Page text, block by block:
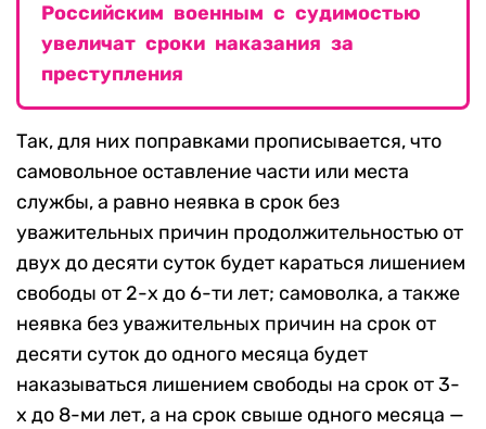
Российским военным с судимостью
увеличат сроки наказания за
преступления
Так, для них поправками прописывается, что
самовольное оставление части или места
службы, а равно неявка в срок без
уважительных причин продолжительностью от
двух до десяти суток будет караться лишением
свободы от 2-х до 6-ти лет; самоволка, а также
неявка без уважительных причин на срок от
десяти суток до одного месяца будет
наказываться лишением свободы на срок от 3-
х до 8-ми лет, а на срок свыше одного месяца —